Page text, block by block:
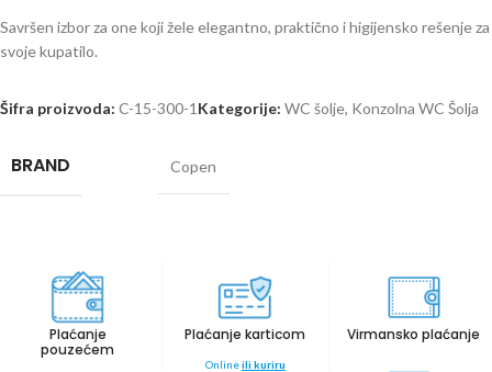
Savršen izbor za one koji žele elegantno, praktično i higijensko rešenje za
svoje kupatilo.
Šifra proizvoda: C-15-300-1 Kategorije: WC šolje, Konzolna WC Šolja
BRAND Copen
Plaćanje
pouzećem
Plaćanje karticom
Onlineili kuriru
Virmansko plaćanje